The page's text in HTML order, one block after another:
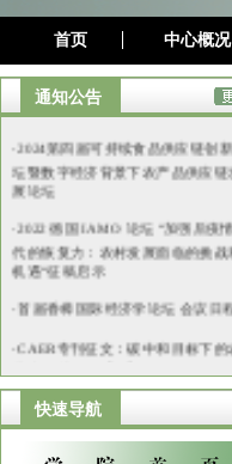
首页 中心概况
通知公告
坛暨数字经济背景下农产品供应链
展论坛
代的恢复力：农村发展面临的挑战
机遇“征稿启示
业和农村发展【转】
·免费下载 | 2021最新《农业经济学
册》第5卷
快速导航